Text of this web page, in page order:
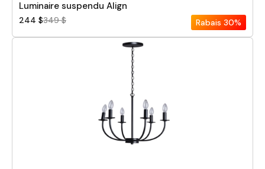
Luminaire suspendu Align
244 $349 $ Rabais 30%